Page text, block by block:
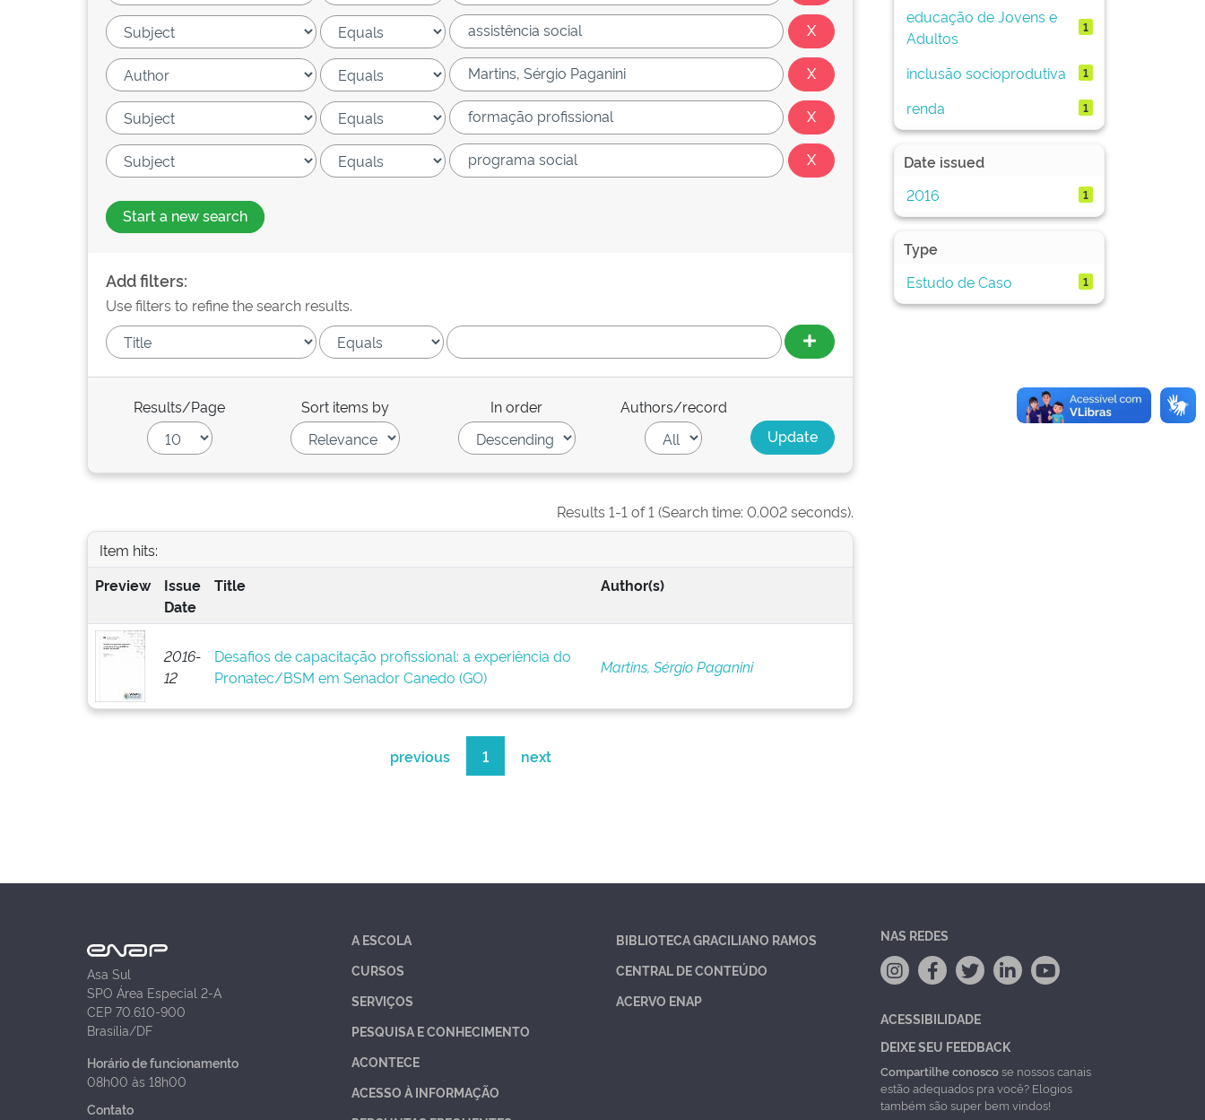
Start a new search
Add filters:
Use filters to refine the search results.
Results/Page Sort items by In order Authors/record
Results 1-1 of 1 (Search time: 0.002 seconds).
Item hits:
Preview
Issue
Date
Title Author(s)
2016-
12
Desafios de capacitação profissional: a experiência do
Pronatec/BSM em Senador Canedo (GO)
Martins, Sérgio Paganini
previous 1 next
educação de Jovens e
Adultos
1
inclusão socioprodutiva 1
renda 1
Date issued
2016
1
Type
Estudo de Caso
1
Asa Sul
SPO Área Especial 2-A
CEP 70.610-900
Brasília/DF
Horário de funcionamento
08h00 às 18h00
Contato
A ESCOLA
CURSOS
SERVIÇOS
PESQUISA E CONHECIMENTO
ACONTECE
ACESSO À INFORMAÇÃO
BIBLIOTECA GRACILIANO RAMOS
CENTRAL DE CONTEÚDO
ACERVO ENAP
NAS REDES
ACESSIBILIDADE
DEIXE SEU FEEDBACK
Compartilhe conoscose nossos canais
estão adequados pra você? Elogios
também são super bem vindos!